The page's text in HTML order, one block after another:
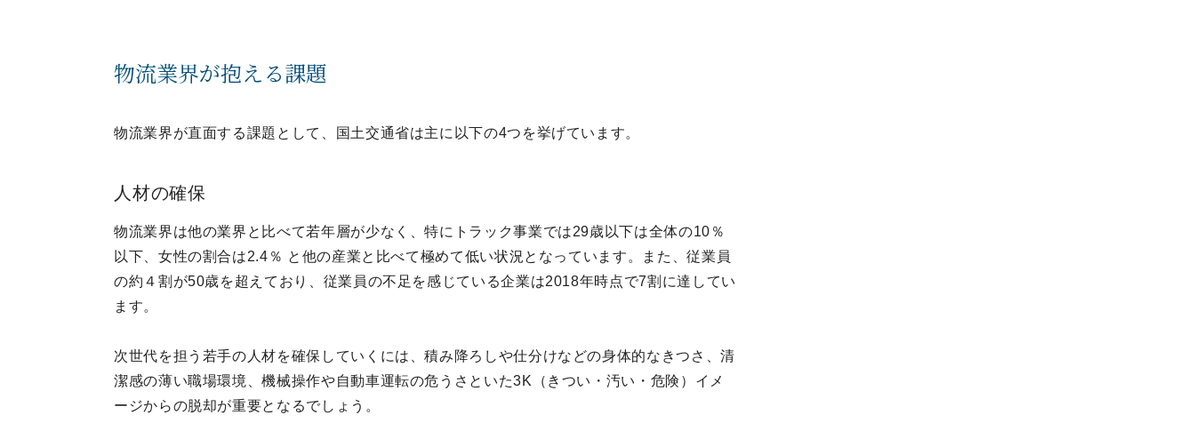
物流業界が抱える課題
物流業界が直面する課題として、国土交通省は主に以下の4つを挙げています。
人材の確保
物流業界は他の業界と比べて若年層が少なく、特にトラック事業では29歳以下は全体の10％
以下、女性の割合は2.4％ と他の産業と比べて極めて低い状況となっています。また、従業員
の約４割が50歳を超えており、従業員の不足を感じている企業は2018年時点で7割に達してい
ます。
次世代を担う若手の人材を確保していくには、積み降ろしや仕分けなどの身体的なきつさ、清
潔感の薄い職場環境、機械操作や自動車運転の危うさといた3K（きつい・汚い・危険）イメ
ージからの脱却が重要となるでしょう。